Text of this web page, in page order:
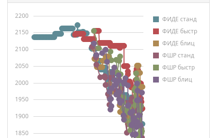
ФИДЕ станд
ФИДЕ быстр
ФИДЕ блиц
ФШР станд
ФШР быстр
ФШР блиц
1850
1900
1950
2000
2050
2100
2150
2200